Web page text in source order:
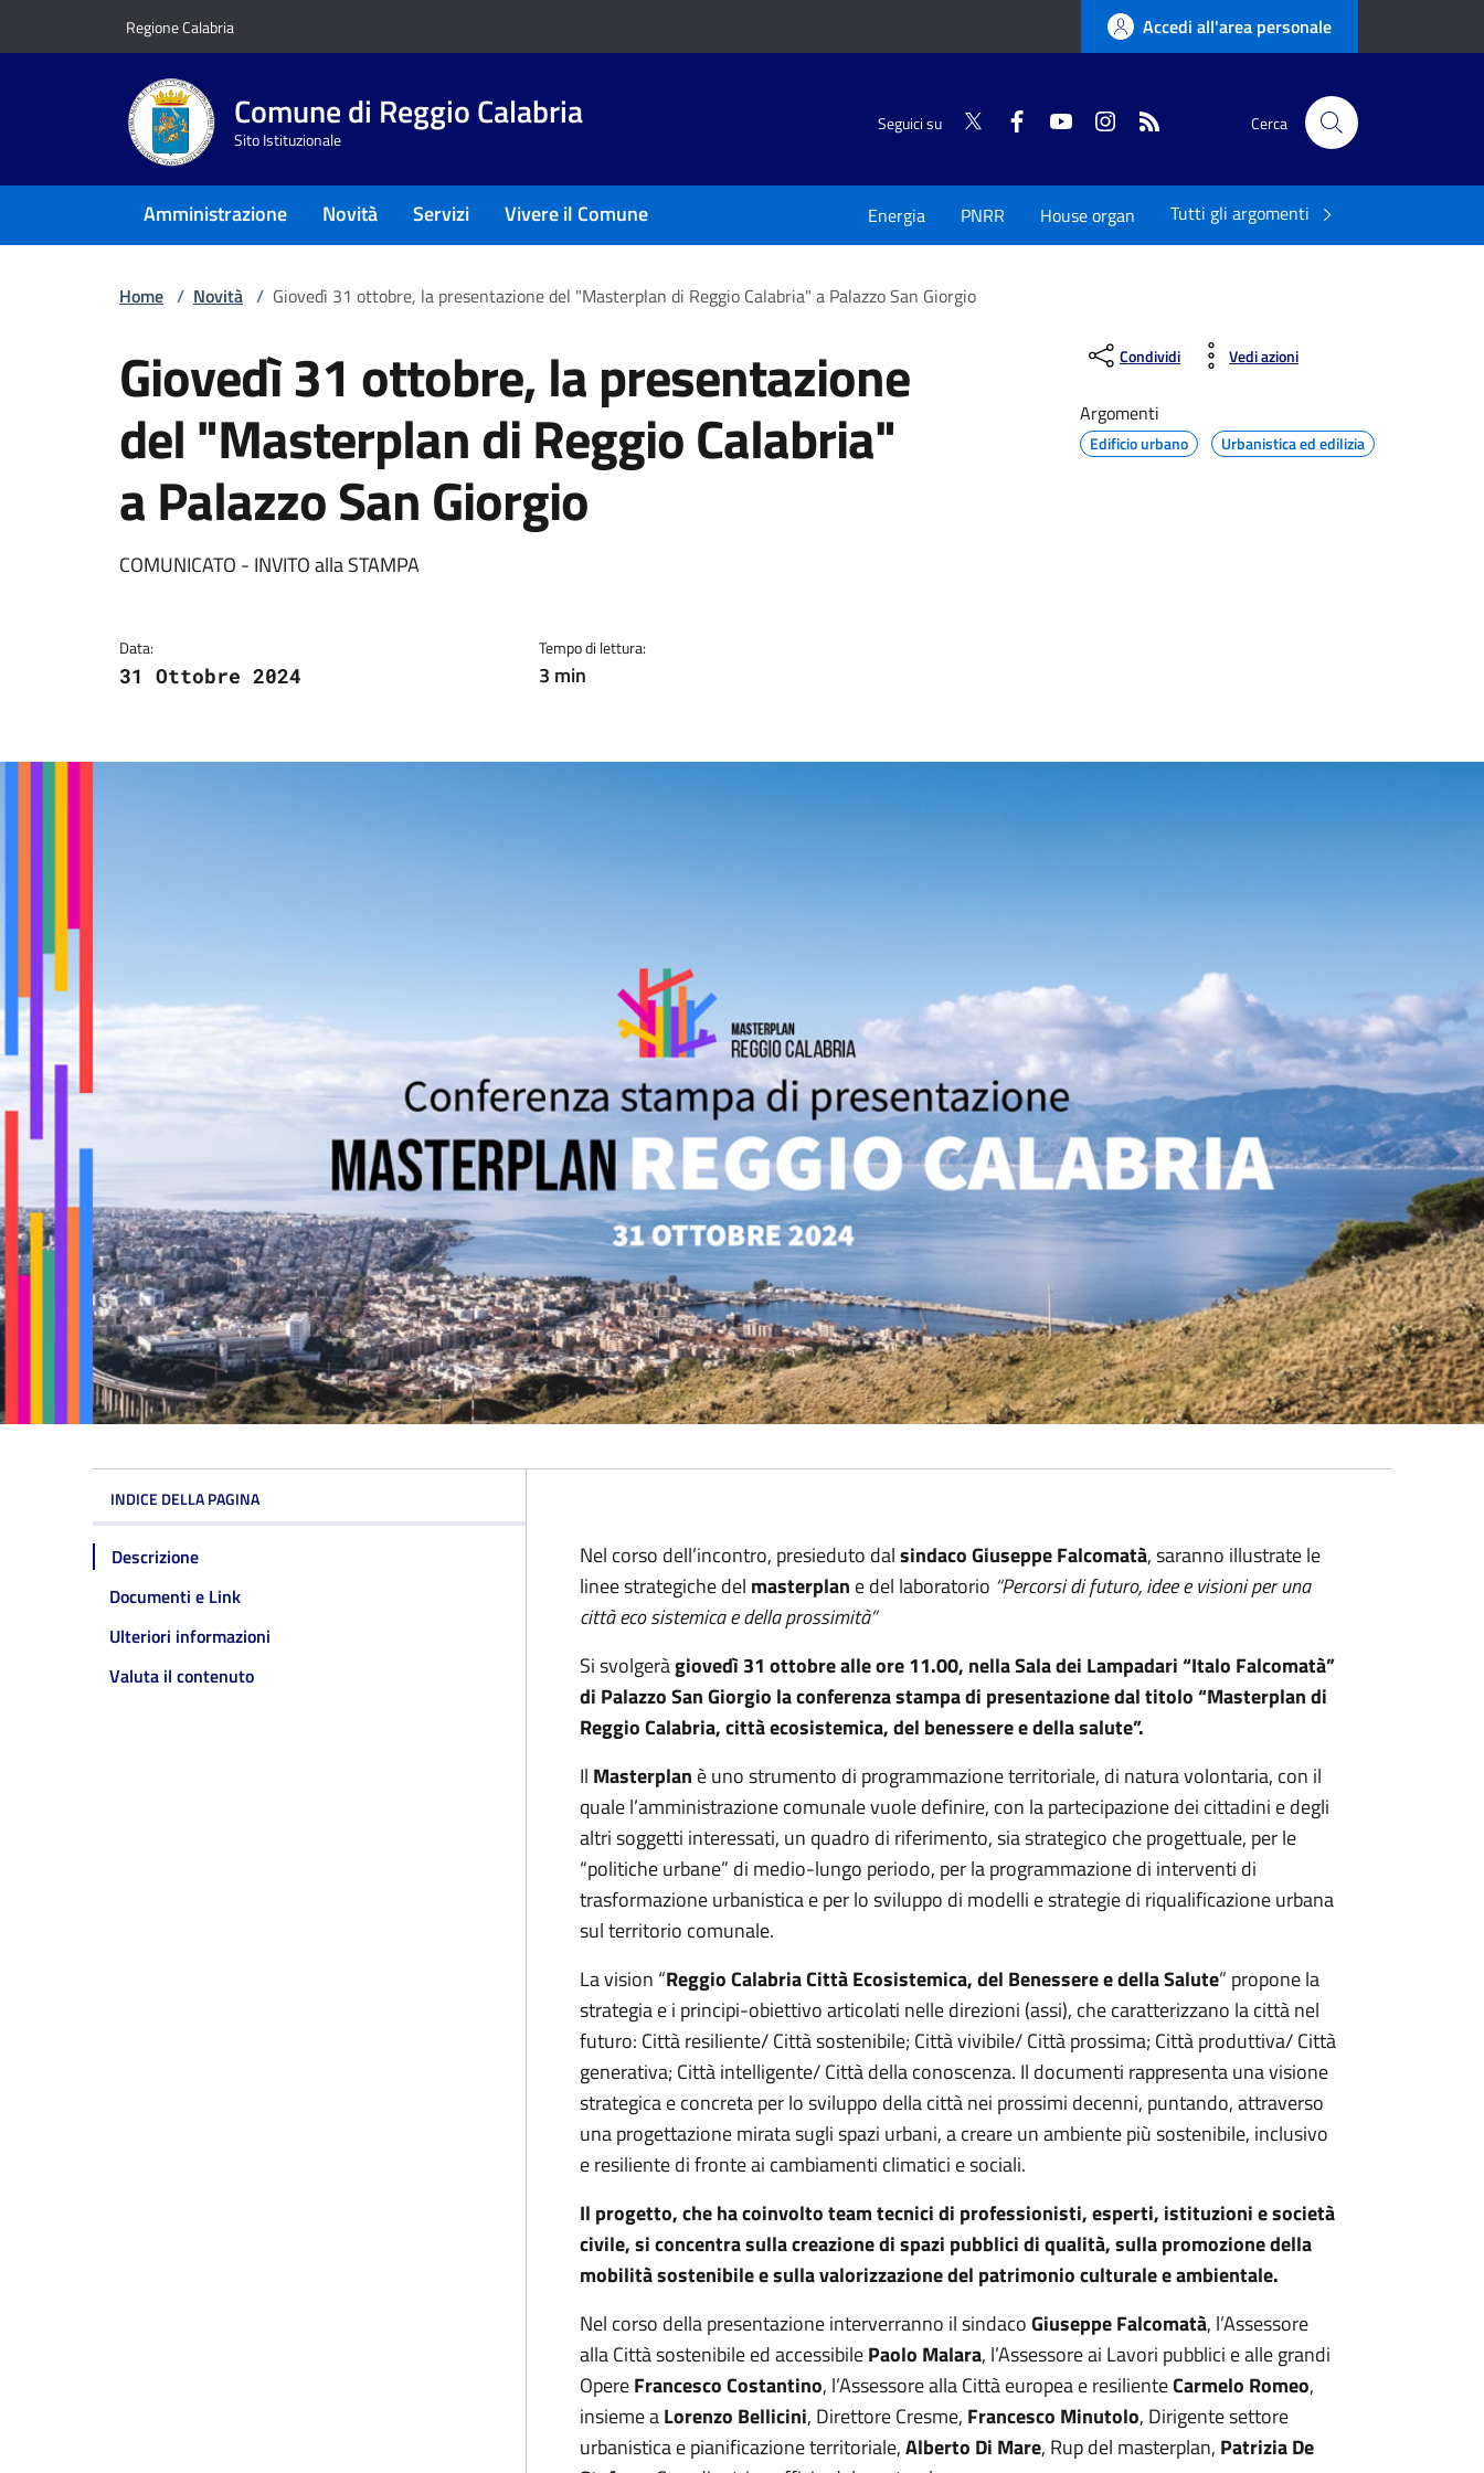
Regione Calabria Accedi all'area personale
Comune di Reggio Calabria
Sito Istituzionale
Seguici su Twitter FacebookYouTubeInstagram Cerca
Amministrazione Novità Servizi Vivere il Comune Energia PNRR House organ Tutti gli argomenti
Home / Novità / Giovedì 31 ottobre, la presentazione del "Masterplan di Reggio Calabria" a Palazzo San Giorgio
Giovedì 31 ottobre, la presentazione
del "Masterplan di Reggio Calabria"
a Palazzo San Giorgio
Dettagli della notizia
COMUNICATO - INVITO alla STAMPA
Data:
31 Ottobre 2024
Tempo di lettura:
3 min
Condividi Vedi azioni
Argomenti
Edificio urbano Urbanistica ed edilizia
INDICE DELLA PAGINA
Descrizione
Documenti e Link
Ulteriori informazioni
Valuta il contenuto
Nel corso dell’incontro, presieduto dalsindaco Giuseppe Falcomatà, saranno illustrate le
linee strategiche del masterplan e del laboratorio “Percorsi di futuro, idee e visioni per una
città eco sistemica e della prossimità”
Si svolgeràgiovedì 31 ottobre alle ore 11.00, nella Sala dei Lampadari “Italo Falcomatà”
di Palazzo San Giorgio la conferenza stampa di presentazione dal titolo “Masterplan di
Reggio Calabria, città ecosistemica, del benessere e della salute”.
Il Masterplan è uno strumento di programmazione territoriale, di natura volontaria, con il
quale l’amministrazione comunale vuole definire, con la partecipazione dei cittadini e degli
altri soggetti interessati, un quadro di riferimento, sia strategico che progettuale, per le
“politiche urbane” di medio-lungo periodo, per la programmazione di interventi di
trasformazione urbanistica e per lo sviluppo di modelli e strategie di riqualificazione urbana
sul territorio comunale.
La vision “Reggio Calabria Città Ecosistemica, del Benessere e della Salute” propone la
strategia e i principi-obiettivo articolati nelle direzioni (assi), che caratterizzano la città nel
futuro: Città resiliente/ Città sostenibile; Città vivibile/ Città prossima; Città produttiva/ Città
generativa; Città intelligente/ Città della conoscenza. Il documenti rappresenta una visione
strategica e concreta per lo sviluppo della città nei prossimi decenni, puntando, attraverso
una progettazione mirata sugli spazi urbani, a creare un ambiente più sostenibile, inclusivo
e resiliente di fronte ai cambiamenti climatici e sociali.
Il progetto, che ha coinvolto team tecnici di professionisti, esperti, istituzioni e società
civile, si concentra sulla creazione di spazi pubblici di qualità, sulla promozione della
mobilità sostenibile e sulla valorizzazione del patrimonio culturale e ambientale.
Nel corso della presentazione interverranno il sindacoGiuseppe Falcomatà, l’Assessore
alla Città sostenibile ed accessibilePaolo Malara, l’Assessore ai Lavori pubblici e alle grandi
OpereFrancesco Costantino, l’Assessore alla Città europea e resilienteCarmelo Romeo,
insieme aLorenzo Bellicini, Direttore Cresme, Francesco Minutolo, Dirigente settore
urbanistica e pianificazione territoriale,Alberto Di Mare, Rup del masterplan, Patrizia De